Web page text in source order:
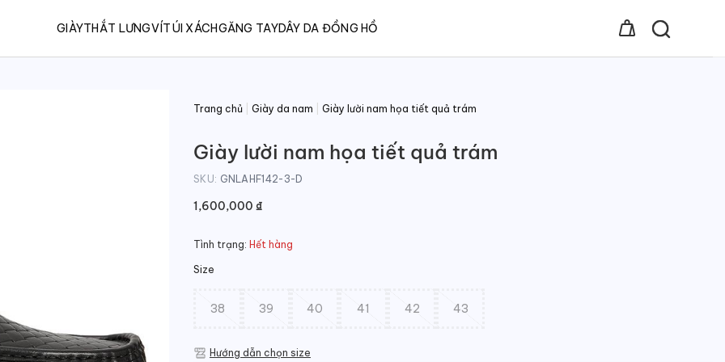
GIÀYTHẮT LƯNGVÍTÚI XÁCHGĂNG TAYDÂY DA ĐỒNG HỒ
Trang chủ Giày da nam Giày lười nam họa tiết quả trám
Giày lười nam họa tiết quả trám
SKU: GNLAHF142-3-D
1,600,000 ₫
Tình trạng: Hết hàng
Size
38 39 40 41 42 43
Hướng dẫn chọn size